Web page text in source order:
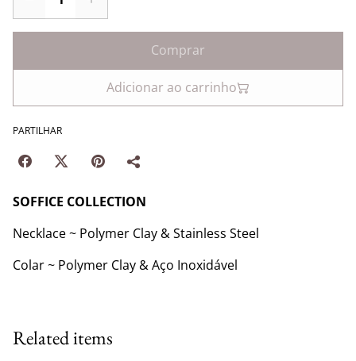
Comprar
Adicionar ao carrinho
PARTILHAR
SOFFICE COLLECTION
Necklace ~ Polymer Clay & Stainless Steel
Colar ~ Polymer Clay & Aço Inoxidável
Related items